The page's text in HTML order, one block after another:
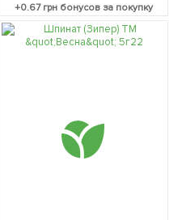
+0.67грн бонусов за покупку